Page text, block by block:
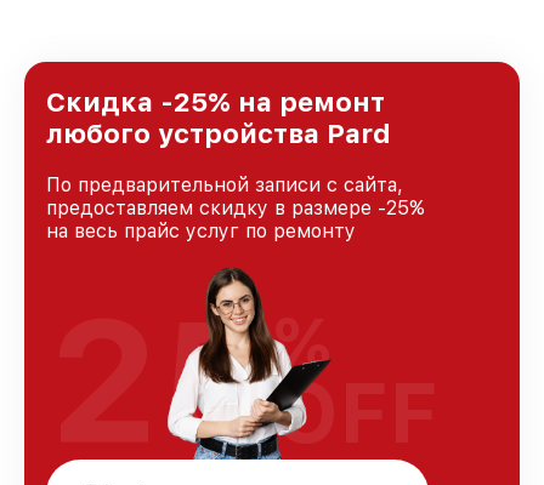
и лояльности наших клиентов.
Скидка -25% на ремонт
любого устройства Pard
По предварительной записи с сайта,
предоставляем скидку в размере -25%
на весь прайс услуг по ремонту
25%
OFF